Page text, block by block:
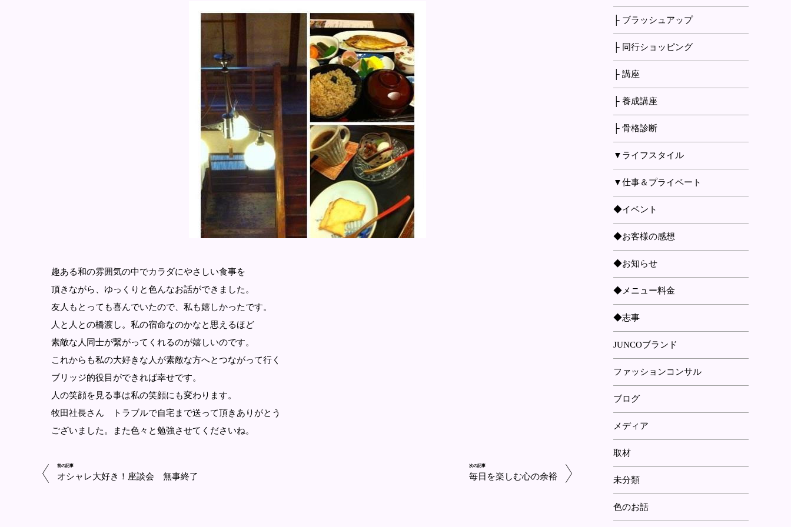
趣ある和の雰囲気の中でカラダにやさしい食事を
頂きながら、ゆっくりと色んなお話ができました。
友人もとっても喜んでいたので、私も嬉しかったです。
人と人との橋渡し。私の宿命なのかなと思えるほど
素敵な人同士が繋がってくれるのが嬉しいのです。
これからも私の大好きな人が素敵な方へとつながって行く
ブリッジ的役目ができれば幸せです。
人の笑顔を見る事は私の笑顔にも変わります。
牧田社長さん トラブルで自宅まで送って頂きありがとう
ございました。また色々と勉強させてくださいね。
前の記事
オシャレ大好き！座談会 無事終了
次の記事
毎日を楽しむ心の余裕
├ ブラッシュアップ
├ 同行ショッピング
├ 講座
├ 養成講座
├ 骨格診断
▼ライフスタイル
▼仕事＆プライベート
◆イベント
◆お客様の感想
◆お知らせ
◆メニュー料金
◆志事
JUNCOブランド
ファッションコンサル
ブログ
メディア
取材
未分類
色のお話